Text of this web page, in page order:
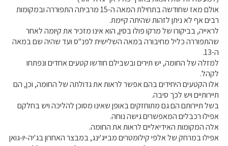
אולם מאז שחודשה בתחילת המאה ה-15 מרביתה התפוררה ובמקומות
רבים אף לא ניתן לזהות שהיתה קיימת.
לראייה, בביקורו של מרקו פולו בסין, הוא אינו מזכיר את קיומה לאחר
שהתפוררה כליל מחיבורה במאה השלישית לפנ"ס ועד שהיה שם במאה
ה-13.
למזלה של החומה, יש תירים ובשבילם חודשו קטעים אחדים ונפתחו
לקהל.
אלו הקטעים היחידים בהם אפשר לראות את גדולתה של החומה, וכן, הם
תיירותיים ויש לכך סיבה.
בשל תיירותם הם גם מתוחזקים באופן שאינו מסוכן להליכה ויש בחלקם
אפילו רכבלים המאפשרים גישה נוחה.
אלה המקומות האידיאליים לראות את החומה.
אפילו במרחק של אלפי קילומטרים מבייג'ינג, במבצר האחרון בג'יה-יו-גואן